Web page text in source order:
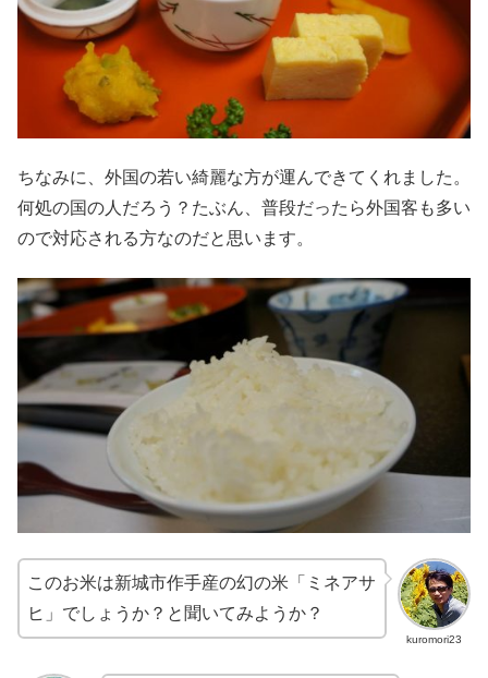
ちなみに、外国の若い綺麗な方が運んできてくれました。
何処の国の人だろう？たぶん、普段だったら外国客も多い
ので対応される方なのだと思います。
kuromori23
このお米は新城市作手産の幻の米「ミネアサ
ヒ」でしょうか？と聞いてみようか？